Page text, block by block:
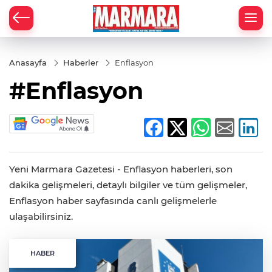
Anasayfa Haberler Enflasyon
#Enflasyon
Yeni Marmara Gazetesi - Enflasyon haberleri, son
dakika gelişmeleri, detaylı bilgiler ve tüm gelişmeler,
Enflasyon haber sayfasında canlı gelişmelerle
ulaşabilirsiniz.
HABER